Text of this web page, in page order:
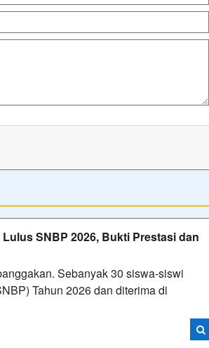
SNBP 2026, Bukti Prestasi dan
Sebanyak 30 siswa-siswi
Tahun 2026 dan diterima di